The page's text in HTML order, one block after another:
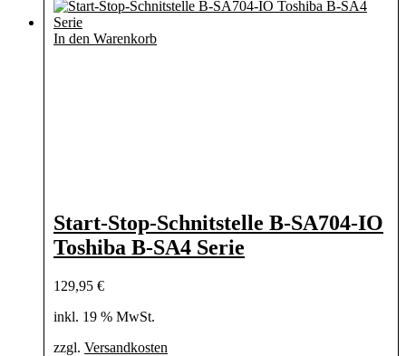
In den Warenkorb
Start-Stop-Schnitstelle B-SA704-IO
Toshiba B-SA4 Serie
129,95 €
inkl. 19 % MwSt.
zzgl. Versandkosten